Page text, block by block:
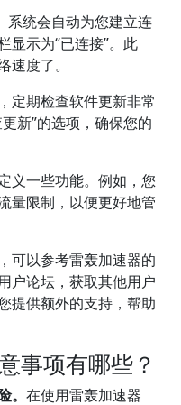
系统会自动为您建立连
显示为“已连接”。此
度了。
定期检查软件更新非常
新”的选项，确保您的
义一些功能。例如，您
量限制，以便更好地管
可以参考雷轰加速器的
户论坛，获取其他用户
提供额外的支持，帮助
事项有哪些？
在使用雷轰加速器